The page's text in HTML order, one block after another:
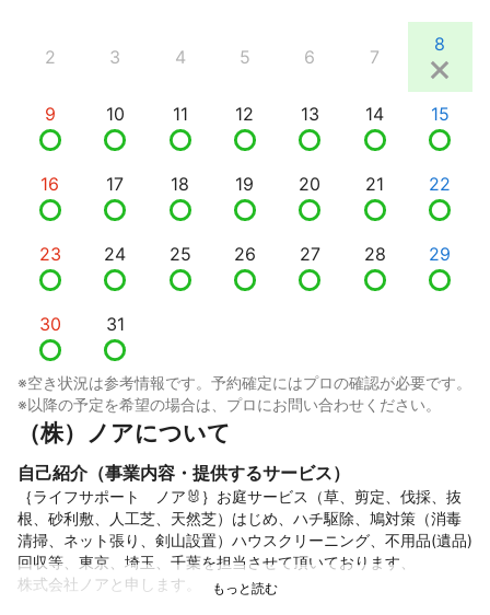
2 3 4 5 6 7
8
9 10 11 12 13 14 15
16 17 18 19 20 21 22
23 24 25 26 27 28 29
30 31
※空き状況は参考情報です。予約確定にはプロの確認が必要です。
※以降の予定を希望の場合は、プロにお問い合わせください。
（株）ノアについて
自己紹介（事業内容・提供するサービス）
｛ライフサポート　ノア🐰｝お庭サービス（草、剪定、伐採、抜
根、砂利敷、人工芝、天然芝）はじめ、ハチ駆除、鳩対策（消毒
清掃、ネット張り、剣山設置）ハウスクリーニング、不用品(遺品)
回収等、東京、埼玉、千葉を担当させて頂いております、
株式会社ノアと申します。